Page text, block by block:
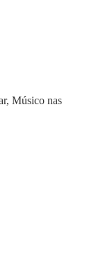
Músico nas